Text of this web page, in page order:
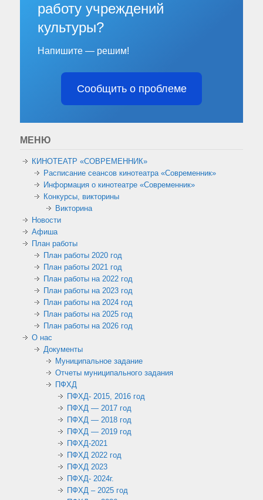
работу учреждений
культуры?
Напишите — решим!
Сообщить о проблеме
МЕНЮ
КИНОТЕАТР «СОВРЕМЕННИК»
Расписание сеансов кинотеатра «Современник»
Информация о кинотеатре «Современник»
Конкурсы, викторины
Викторина
Новости
Афиша
План работы
План работы 2020 год
План работы 2021 год
План работы на 2022 год
План работы на 2023 год
План работы на 2024 год
План работы на 2025 год
План работы на 2026 год
О нас
Документы
Муниципальное задание
Отчеты муниципального задания
ПФХД
ПФХД- 2015, 2016 год
ПФХД — 2017 год
ПФХД — 2018 год
ПФХД — 2019 год
ПФХД-2021
ПФХД 2022 год
ПФХД 2023
ПФХД- 2024г.
ПФХД – 2025 год